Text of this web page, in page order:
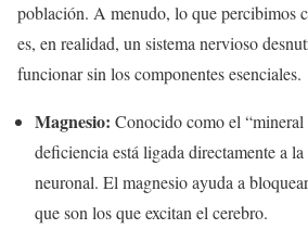
población. A menudo, lo que percibimos
es, en realidad, un sistema nervioso
funcionar sin los componentes esenciales.
Magnesio: Conocido como el
deficiencia está ligada directamente a
neuronal. El magnesio ayuda a
que son los que excitan el cerebro.